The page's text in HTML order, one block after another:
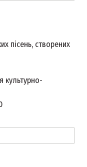
пісень, створених
культурно-